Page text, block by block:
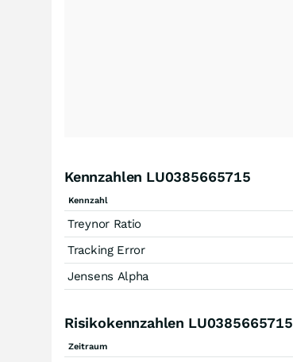
Kennzahlen LU0385665715
Kennzahl
Treynor Ratio
Tracking Error
Jensens Alpha
Risikokennzahlen LU0385665715
Zeitraum